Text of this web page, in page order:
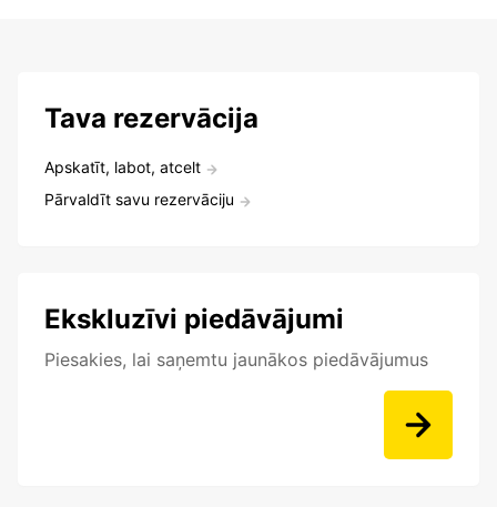
Tava rezervācija
Apskatīt, labot, atcelt
Pārvaldīt savu rezervāciju
Ekskluzīvi piedāvājumi
Piesakies, lai saņemtu jaunākos piedāvājumus